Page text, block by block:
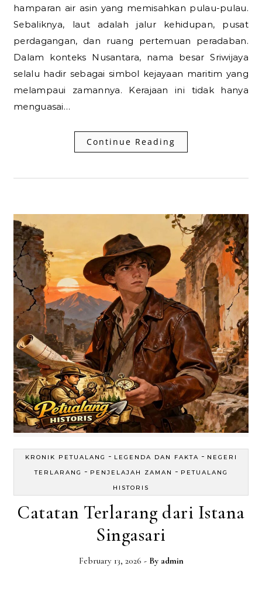
hamparan air asin yang memisahkan pulau-pulau.
Sebaliknya, laut adalah jalur kehidupan, pusat
perdagangan, dan ruang pertemuan peradaban.
Dalam konteks Nusantara, nama besar Sriwijaya
selalu hadir sebagai simbol kejayaan maritim yang
melampaui zamannya. Kerajaan ini tidak hanya
menguasai…
Continue Reading
KRONIK PETUALANG - LEGENDA DAN FAKTA - NEGERI
TERLARANG
- PENJELAJAH ZAMAN - PETUALANG
HISTORIS
Catatan Terlarang dari Istana
Singasari
February 13, 2026 - By admin